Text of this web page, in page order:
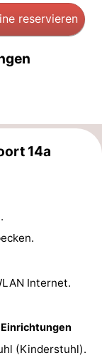
reservieren
14a
Internet.
(Kinderstuhl).